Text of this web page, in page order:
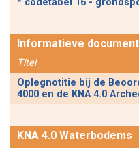
* codetabel 16 -
Informatieve
Titel
Oplegnotitie bij de
4000 en de KNA 4.0
KNA 4.0 Waterbodems